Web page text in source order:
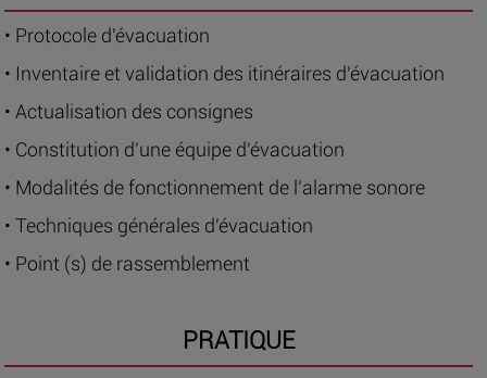
• Protocole d'évacuation
• Inventaire et validation des itinéraires d'évacuation
• Actualisation des consignes
• Constitution d'une équipe d'évacuation
• Modalités de fonctionnement de l'alarme sonore
• Techniques générales d'évacuation
• Point (s) de rassemblement
PRATIQUE